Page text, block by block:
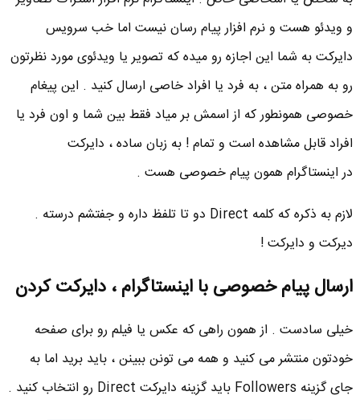
و ویدئو هست و نرم افزار پیام رسان نیست اما خب سرویس
دایرکت به شما این اجازه رو میده که تصویر یا ویدئوی مورد نظرتون
رو به همراه متن ، به فرد یا افراد خاصی ارسال کنید . این پیغام
خصوصی همونطور که از اسمش بر میاد فقط بین شما و اون فرد یا
افراد قابل مشاهده است و تمام ! به زبان ساده ، دایرکت
در اینستاگرام همون پیام خصوصی هست .
لازم به ذکره که کلمه Direct دو تا تلفظ داره و جفتشم درسته .
دیرکت و دایرکت !
ارسال پیام خصوصی با اینستاگرام ، دایرکت کردن
خیلی سادست . از همون راهی که عکس یا فیلم رو برای صفحه
خودتون منتشر می کنید و همه می تونن ببینن ، باید برید اما به
جای گزینه Followers باید گزینه دایرکت Direct رو انتخاب کنید .